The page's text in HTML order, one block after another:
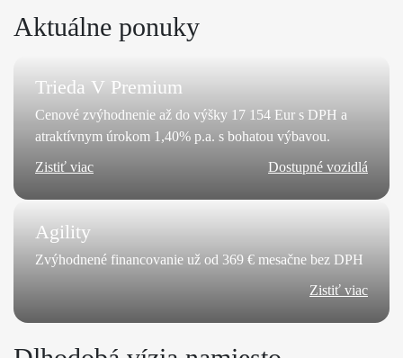
Aktuálne ponuky
Trieda V Premium
Cenové zvýhodnenie až do výšky 17 154 Eur s DPH a
atraktívnym úrokom 1,40% p.a. s bohatou výbavou.
Zistiť viac
Dostupné vozidlá
Agility
Zvýhodnené financovanie už od 369 € mesačne bez DPH
Zistiť viac